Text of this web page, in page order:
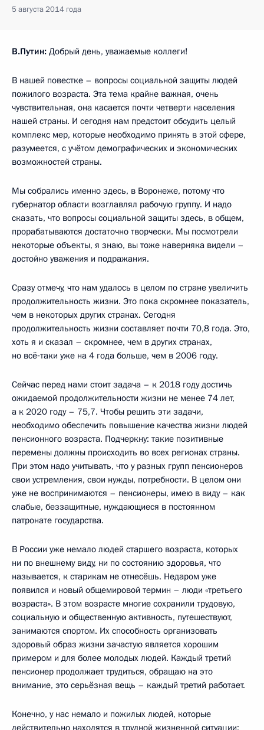
5 августа 2014 года
В.Путин: Добрый день, уважаемые коллеги!
В нашей повестке – вопросы социальной защиты людей
пожилого возраста. Эта тема крайне важная, очень
чувствительная, она касается почти четверти населения
нашей страны. И сегодня нам предстоит обсудить целый
комплекс мер, которые необходимо принять в этой сфере,
разумеется, с учётом демографических и экономических
возможностей страны.
Мы собрались именно здесь, в Воронеже, потому что
губернатор области возглавлял рабочую группу. И надо
сказать, что вопросы социальной защиты здесь, в общем,
прорабатываются достаточно творчески. Мы посмотрели
некоторые объекты, я знаю, вы тоже наверняка видели –
достойно уважения и подражания.
Сразу отмечу, что нам удалось в целом по стране увеличить
продолжительность жизни. Это пока скромнее показатель,
чем в некоторых других странах. Сегодня
продолжительность жизни составляет почти 70,8 года. Это,
хоть я и сказал – скромнее, чем в других странах,
но всё‑таки уже на 4 года больше, чем в 2006 году.
Сейчас перед нами стоит задача – к 2018 году достичь
ожидаемой продолжительности жизни не менее 74 лет,
а к 2020 году – 75,7. Чтобы решить эти задачи,
необходимо обеспечить повышение качества жизни людей
пенсионного возраста. Подчеркну: такие позитивные
перемены должны происходить во всех регионах страны.
При этом надо учитывать, что у разных групп пенсионеров
свои устремления, свои нужды, потребности. В целом они
уже не воспринимаются – пенсионеры, имею в виду – как
слабые, беззащитные, нуждающиеся в постоянном
патронате государства.
В России уже немало людей старшего возраста, которых
ни по внешнему виду, ни по состоянию здоровья, что
называется, к старикам не отнесёшь. Недаром уже
появился и новый общемировой термин – люди «третьего
возраста». В этом возрасте многие сохранили трудовую,
социальную и общественную активность, путешествуют,
занимаются спортом. Их способность организовать
здоровый образ жизни зачастую является хорошим
примером и для более молодых людей. Каждый третий
пенсионер продолжает трудиться, обращаю на это
внимание, это серьёзная вещь – каждый третий работает.
Конечно, у нас немало и пожилых людей, которые
действительно находятся в трудной жизненной ситуации: